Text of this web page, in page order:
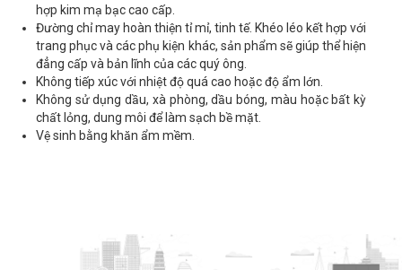
hợp kim mạ bạc cao cấp.
Đường chỉ may hoàn thiện tỉ mỉ, tinh tế. Khéo léo kết hợp với
trang phục và các phụ kiện khác, sản phẩm sẽ giúp thể hiện
đẳng cấp và bản lĩnh của các quý ông.
Không tiếp xúc với nhiệt độ quá cao hoặc độ ẩm lớn.
Không sử dụng dầu, xà phòng, dầu bóng, màu hoặc bất kỳ
chất lỏng, dung môi để làm sạch bề mặt.
Vệ sinh bằng khăn ẩm mềm.